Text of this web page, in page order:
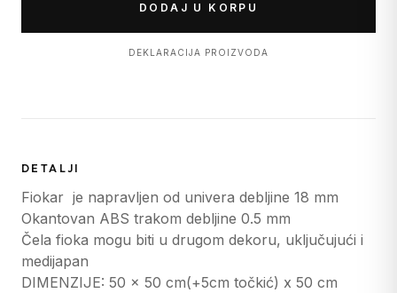
DODAJ U KORPU
DEKLARACIJA PROIZVODA
DETALJI
Fiokar je napravljen od univera debljine 18 mm
Okantovan ABS trakom debljine 0.5 mm
Čela fioka mogu biti u drugom dekoru, uključujući i
medijapan
DIMENZIJE: 50 x 50 cm(+5cm točkić) x 50 cm